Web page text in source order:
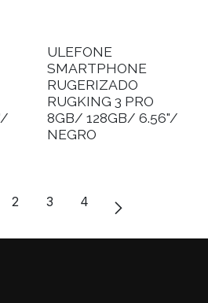
ULEFONE
SMARTPHONE
RUGERIZADO
RUGKING 3 PRO
8GB/ 128GB/ 6.56"/
NEGRO
2 3 4